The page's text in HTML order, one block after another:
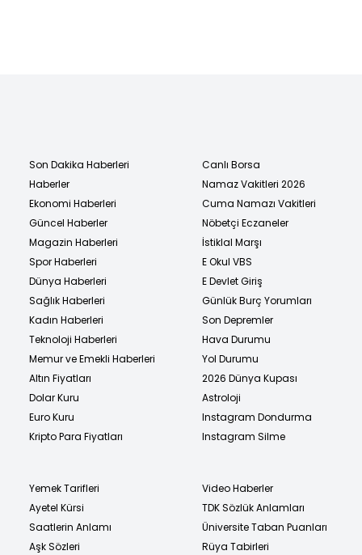
Son Dakika Haberleri
Haberler
Ekonomi Haberleri
Güncel Haberler
Magazin Haberleri
Spor Haberleri
Dünya Haberleri
Sağlık Haberleri
Kadın Haberleri
Teknoloji Haberleri
Memur ve Emekli Haberleri
Altın Fiyatları
Dolar Kuru
Euro Kuru
Kripto Para Fiyatları
Canlı Borsa
Namaz Vakitleri 2026
Cuma Namazı Vakitleri
Nöbetçi Eczaneler
İstiklal Marşı
E Okul VBS
E Devlet Giriş
Günlük Burç Yorumları
Son Depremler
Hava Durumu
Yol Durumu
2026 Dünya Kupası
Astroloji
Instagram Dondurma
Instagram Silme
Yemek Tarifleri
Ayetel Kürsi
Saatlerin Anlamı
Aşk Sözleri
Video Haberler
TDK Sözlük Anlamları
Üniversite Taban Puanları
Rüya Tabirleri